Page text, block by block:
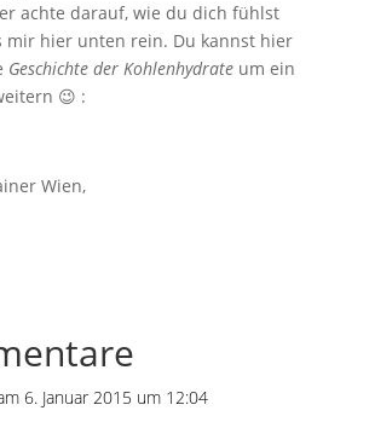
achte darauf, wie du dich fühlst
mir hier unten rein. Du kannst hier
Geschichte der Kohlenhydrateum ein
😉 :
Wien,
6. Januar 2015 um 12:04